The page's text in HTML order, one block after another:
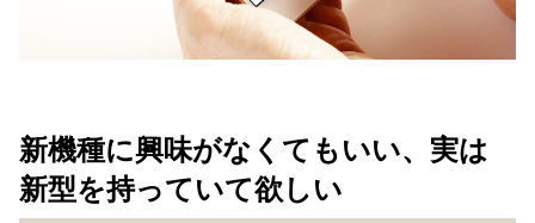
新機種に興味がなくてもいい、実は
新型を持っていて欲しい